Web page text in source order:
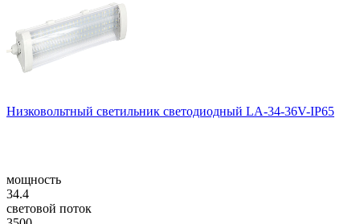
Низковольтный светильник светодиодный LA-34-36V-IP65
мощность
34.4
световой поток